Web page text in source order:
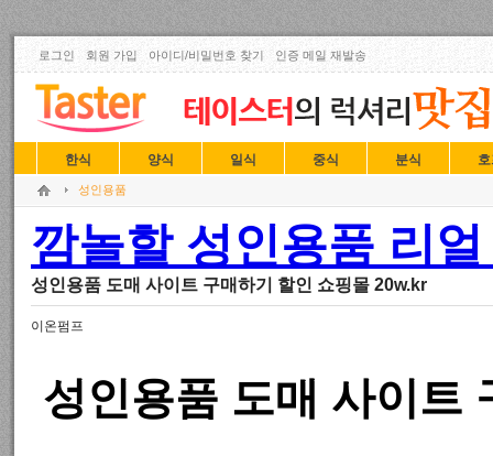
로그인 회원 가입 아이디/비밀번호 찾기 인증 메일 재발송
한식 양식 일식 중식 분식
성인용품
깜놀할 성인용품 리
성인용품 도매 사이트 구매하기 할인 쇼핑몰 20w.kr
이온펌프
성인용품 도매 사이트